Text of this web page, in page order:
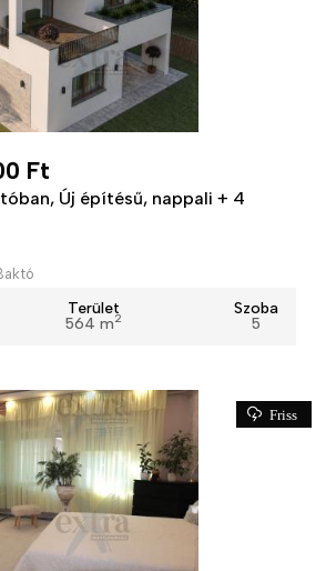
Ft
Új építésű, nappali + 4
Terület
564 m2
Szoba
5
Friss